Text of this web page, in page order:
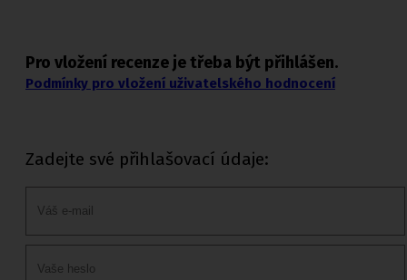
Pro vložení recenze je třeba být přihlášen.
Podmínky pro vložení uživatelského hodnocení
Zadejte své přihlašovací údaje: